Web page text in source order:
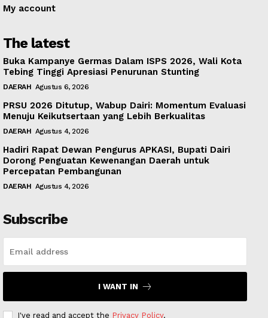
My account
The latest
Buka Kampanye Germas Dalam ISPS 2026, Wali Kota
Tebing Tinggi Apresiasi Penurunan Stunting
DAERAH Agustus 6, 2026
PRSU 2026 Ditutup, Wabup Dairi: Momentum Evaluasi
Menuju Keikutsertaan yang Lebih Berkualitas
DAERAH Agustus 4, 2026
Hadiri Rapat Dewan Pengurus APKASI, Bupati Dairi
Dorong Penguatan Kewenangan Daerah untuk
Percepatan Pembangunan
DAERAH Agustus 4, 2026
Subscribe
I WANT IN
I've read and accept the Privacy Policy.